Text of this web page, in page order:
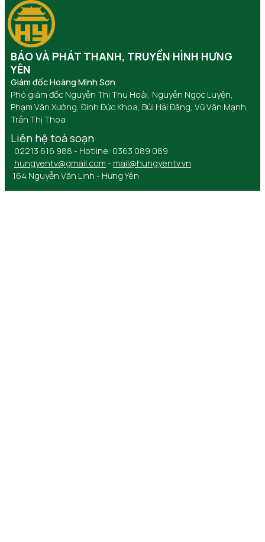
BÁO VÀ PHÁT THANH, TRUYỀN HÌNH HƯNG
YÊN
Giám đốc Hoàng Minh Sơn
Phó giám đốc Nguyễn Thị Thu Hoài, Nguyễn Ngọc Luyện,
Phạm Văn Xướng, Đinh Đức Khoa, Bùi Hải Đăng, Vũ Văn Mạnh,
Trần Thị Thoa
Liên hệ toà soạn
02213 616 988 - Hotline: 0363 089 089
hungyentv@gmail.com - mail@hungyentv.vn
164 Nguyễn Văn Linh - Hưng Yên